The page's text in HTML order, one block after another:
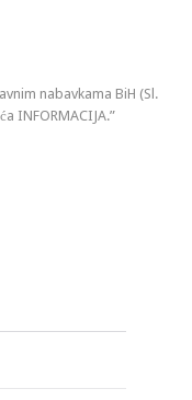
nabavkama BiH (Sl.
INFORMACIJA.”